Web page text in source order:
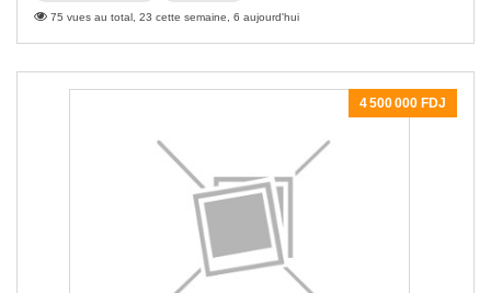
75 vues au total, 23 cette semaine, 6 aujourd'hui
4 500 000 FDJ